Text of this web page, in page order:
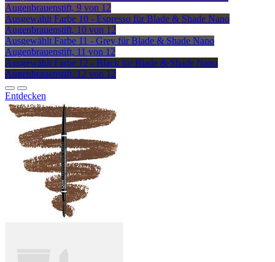
Augenbrauenstift, 9 von 12
Ausgewählt Farbe 10 - Espresso für Blade & Shade Nano
Augenbrauenstift, 10 von 12
Ausgewählt Farbe 11 - Grey für Blade & Shade Nano
Augenbrauenstift, 11 von 12
Ausgewählt Farbe 12 - Black für Blade & Shade Nano
Augenbrauenstift, 12 von 12
Entdecken